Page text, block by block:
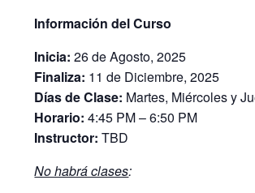
Información del Curso
Inicia: 26 de Agosto, 2025
Finaliza: 11 de Diciembre, 2025
Días de Clase: Martes, Miércoles y
Horario: 4:45 PM – 6:50 PM
Instructor: TBD
No habrá clases: